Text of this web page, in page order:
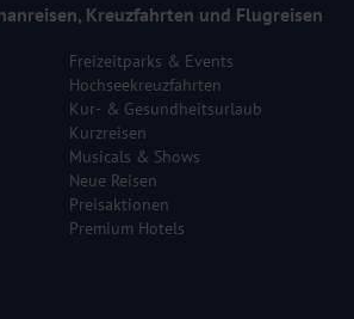
Kreuzfahrten und Flugreisen
Freizeitparks & Events
Hochseekreuzfahrten
Kur- & Gesundheitsurlaub
Kurzreisen
Musicals & Shows
Neue Reisen
Preisaktionen
Premium Hotels